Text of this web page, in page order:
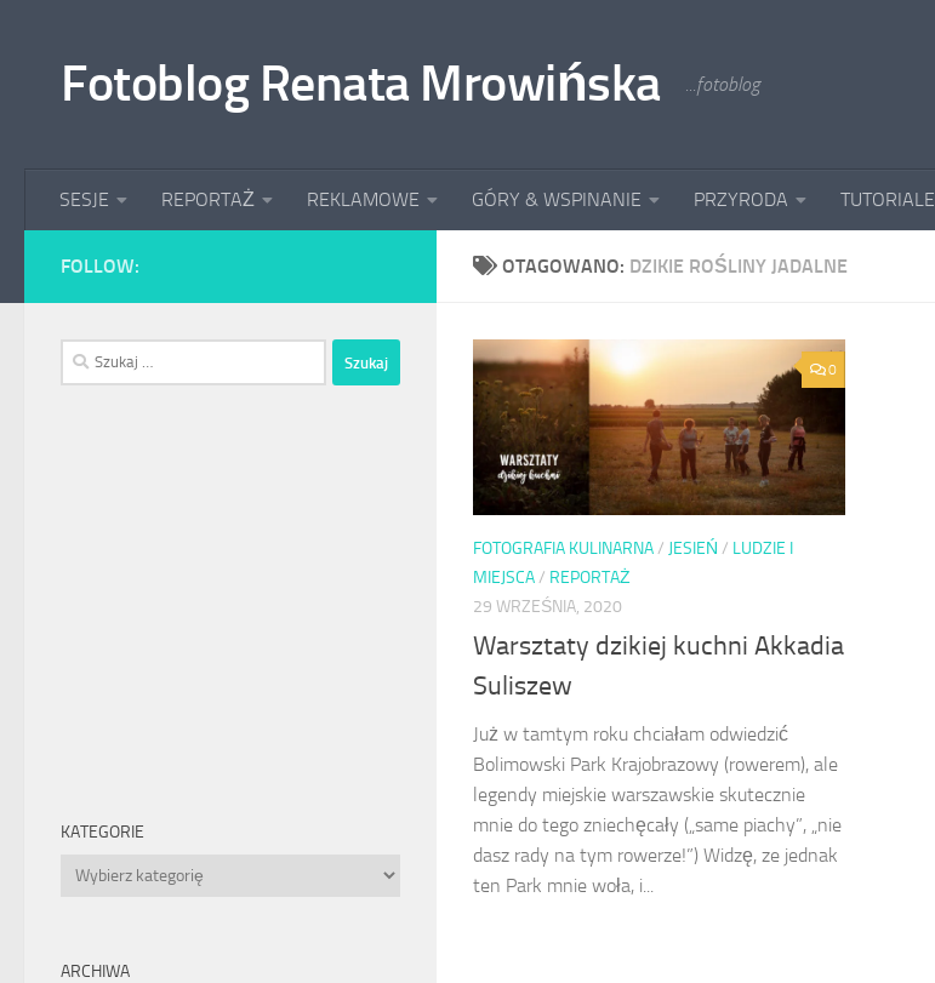
Fotoblog Renata Mrowińska ...fotoblog
SESJE REPORTAŻ REKLAMOWE GÓRY & WSPINANIE PRZYRODA TUTORIALE
OTAGOWANO: DZIKIE ROŚLINY JADALNE
0
FOTOGRAFIA KULINARNA/ JESIEŃ / LUDZIE I
MIEJSCA/ REPORTAŻ
29 WRZEŚNIA, 2020
Warsztaty dzikiej kuchni Akkadia
Suliszew
Już w tamtym roku chciałam odwiedzić
Bolimowski Park Krajobrazowy (rowerem), ale
legendy miejskie warszawskie skutecznie
mnie do tego zniechęcały („same piachy”, „nie
dasz rady na tym rowerze!”) Widzę, ze jednak
ten Park mnie woła, i...
FOLLOW:
Szukaj:
KATEGORIE
Kategorie
ARCHIWA